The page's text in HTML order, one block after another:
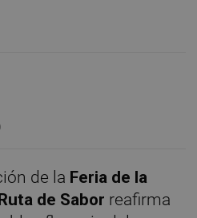
de la Feria de la
de Sabor reafirma